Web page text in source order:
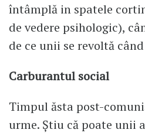
întâmplă in spatele
de vedere psihologic),
de ce unii se revoltă
Carburantul social
Timpul ăsta post-
urme. Știu că poate unii